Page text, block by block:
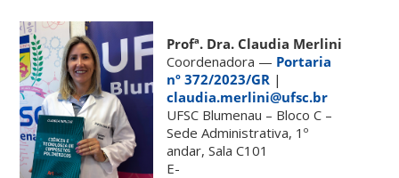
Profª. Dra. Claudia Merlini
Coordenadora — Portaria
nº 372/2023/GR |
claudia.merlini@ufsc.br
UFSC Blumenau – Bloco C –
Sede Administrativa, 1º
andar, Sala C101
E-